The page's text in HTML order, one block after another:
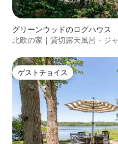
グリーンウッドのログハウス
北欧の家｜貸切露天風呂・ジ
ゲストチョイス
ゲストチョイス